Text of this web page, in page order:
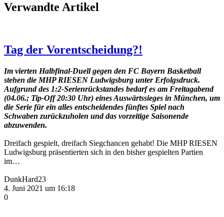
Verwandte Artikel
Tag der Vorentscheidung?!
Im vierten Halbfinal-Duell gegen den FC Bayern Basketball
stehen die MHP RIESEN Ludwigsburg unter Erfolgsdruck.
Aufgrund des 1:2-Serienrückstandes bedarf es am Freitagabend
(04.06.; Tip-Off 20:30 Uhr) eines Auswärtssieges in München, um
die Serie für ein alles entscheidendes fünftes Spiel nach
Schwaben zurückzuholen und das vorzeitige Saisonende
abzuwenden.
Dreifach gespielt, dreifach Siegchancen gehabt! Die MHP RIESEN
Ludwigsburg präsentierten sich in den bisher gespielten Partien
im…
DunkHard23
4. Juni 2021 um 16:18
0